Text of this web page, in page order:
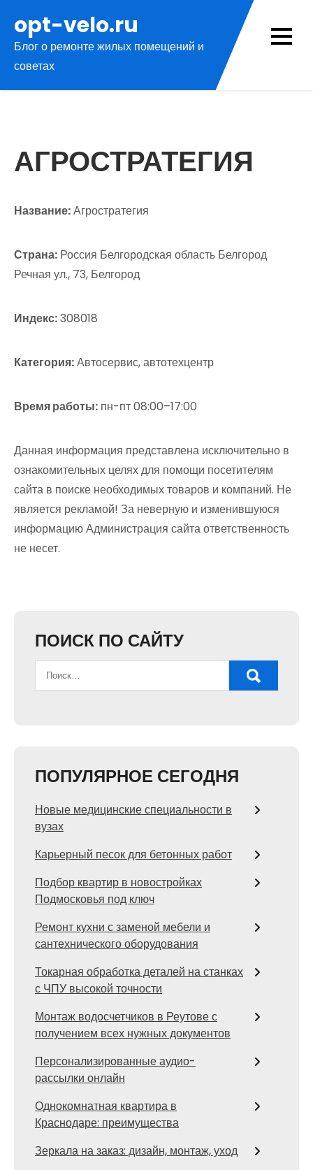
содержимому
opt-velo.ru
Блог о ремонте жилых помещений и
советах
АГРОСТРАТЕГИЯ
Название:Агростратегия
Страна: Россия Белгородская область Белгород
Речная ул., 73, Белгород
Индекс:308018
Категория:Автосервис, автотехцентр
Время работы: пн-пт 08:00–17:00
Данная информация представлена исключительно в
ознакомительных целях для помощи посетителям
сайта в поиске необходимых товаров и компаний. Не
является рекламой! За неверную и изменившуюся
информацию Администрация сайта ответственность
не несет.
ПОИСК ПО САЙТУ
ПОПУЛЯРНОЕ СЕГОДНЯ
Новые медицинские специальности в
вузах
Карьерный песок для бетонных работ
Подбор квартир в новостройках
Подмосковья под ключ
Ремонт кухни с заменой мебели и
сантехнического оборудования
Токарная обработка деталей на станках
с ЧПУ высокой точности
Монтаж водосчетчиков в Реутове с
получением всех нужных документов
Персонализированные аудио-
рассылки онлайн
Однокомнатная квартира в
Краснодаре: преимущества
Зеркала на заказ: дизайн, монтаж, уход